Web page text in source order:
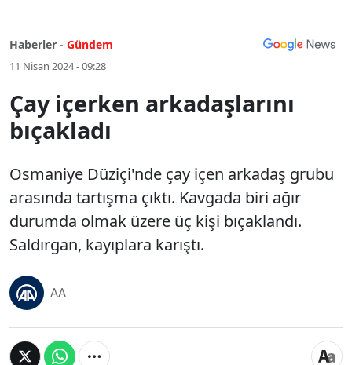
Haberler - Gündem
11 Nisan 2024 - 09:28
Çay içerken arkadaşlarını
bıçakladı
Osmaniye Düziçi'nde çay içen arkadaş grubu
arasında tartışma çıktı. Kavgada biri ağır
durumda olmak üzere üç kişi bıçaklandı.
Saldırgan, kayıplara karıştı.
AA